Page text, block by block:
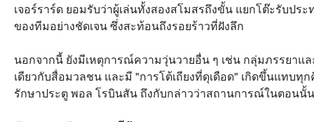
เจอร์ราร์ด ยอมรับว่าผู้เล่นทั้งสองสโมสรถึงขั้น แยกโต๊ะรับป
ของทีมอย่างชัดเจน ซึ่งสะท้อนถึงรอยร้าวที่ฝังลึก
นอกจากนี้ ยังมีเหตุการณ์ความวุ่นวายอื่น ๆ เช่น กลุ่มภรรยาแ
เดียวกับสื่อมวลชน และมี "การโต้เถียงที่ดุเดือด" เกิดขึ้นแทบทุ
รักษาประตู พอล โรบินสัน ถึงกับกล่าวว่าสถานการณ์ในตอนนั้